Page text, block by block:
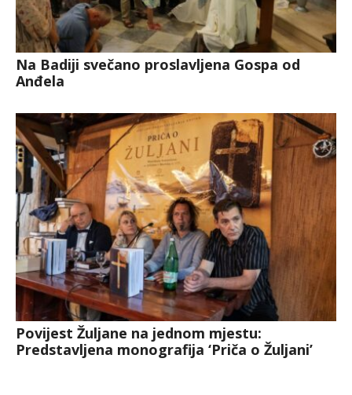
Na Badiji svečano proslavljena Gospa od
Anđela
Povijest Žuljane na jednom mjestu:
Predstavljena monografija ‘Priča o Žuljani’